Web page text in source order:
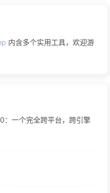
内含多个实用工具，欢迎游
：一个完全跨平台，跨引擎